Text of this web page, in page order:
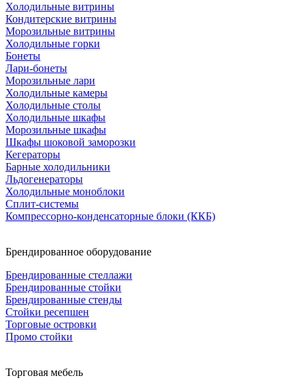
Холодильные витрины
Кондитерские витрины
Морозильные витрины
Холодильные горки
Бонеты
Лари-бонеты
Морозильные лари
Холодильные камеры
Холодильные столы
Холодильные шкафы
Морозильные шкафы
Шкафы шоковой заморозки
Кегераторы
Барные холодильники
Льдогенераторы
Холодильные моноблоки
Сплит-системы
Компрессорно-конденсаторные блоки (ККБ)
Брендированное оборудование
Брендированные стеллажи
Брендированные стойки
Брендированные стенды
Стойки ресепшен
Торговые островки
Промо стойки
Торговая мебель